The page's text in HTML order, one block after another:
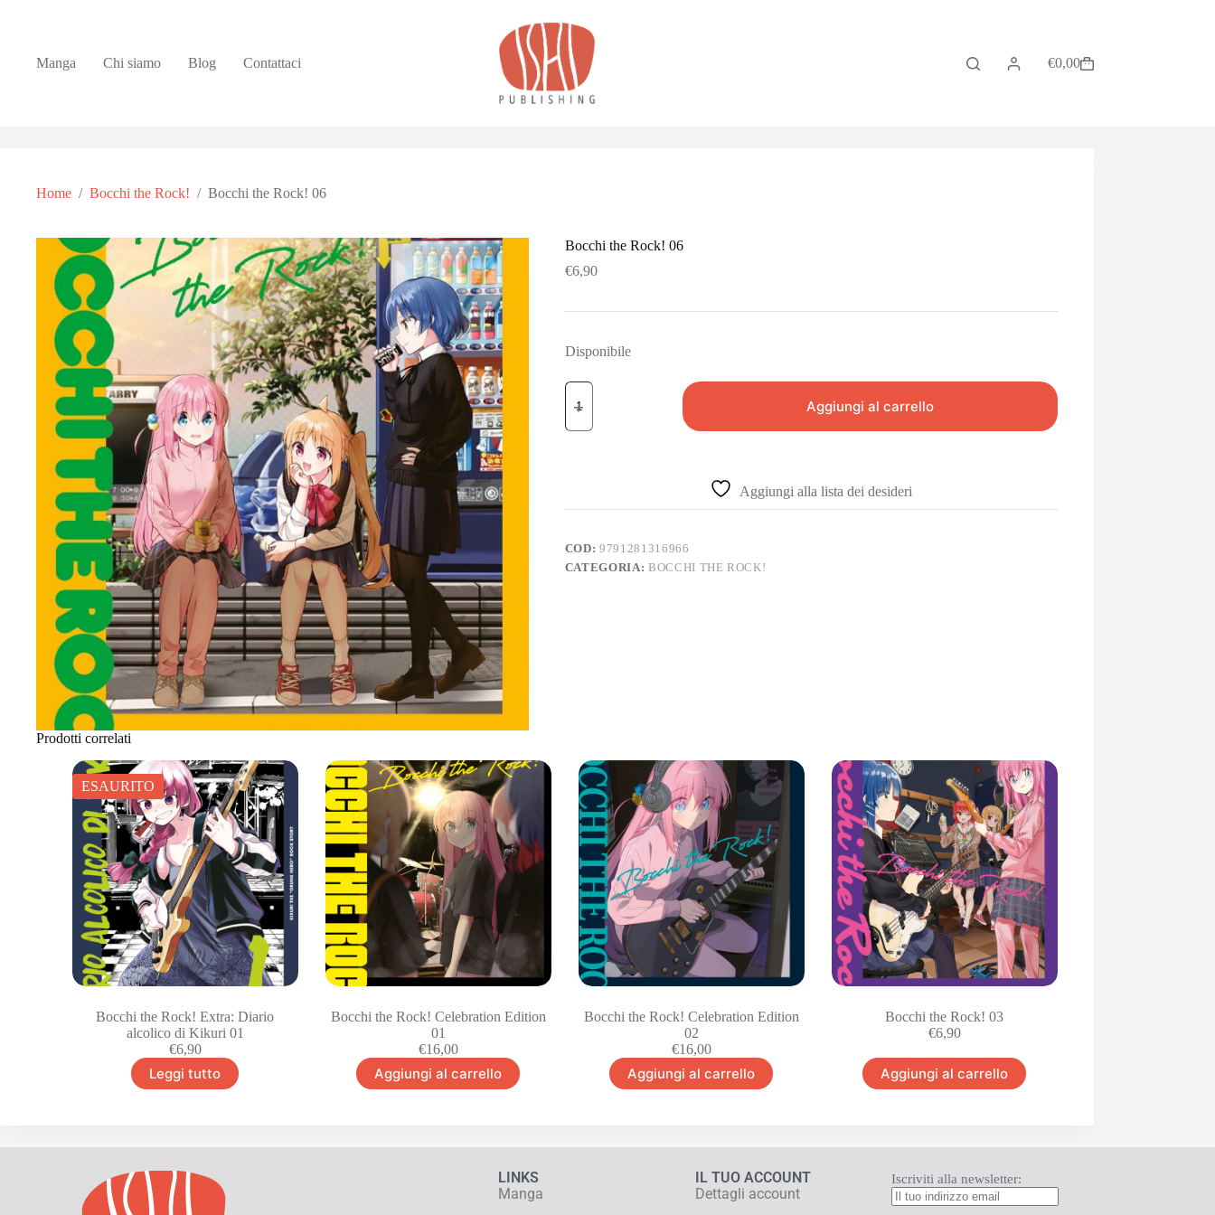
Manga Chi siamo Blog Contattaci €0,00
Home / Bocchi the Rock! / Bocchi the Rock! 06
Bocchi the Rock! 06
€6,90
Disponibile
Aggiungi al carrello
Aggiungi alla lista dei desideri
COD:9791281316966
CATEGORIA: BOCCHI THE ROCK!
Prodotti correlati
ESAURITO
Bocchi the Rock! Extra: Diario
alcolico di Kikuri 01
€6,90
Leggi tutto
Bocchi the Rock! Celebration Edition
01
€16,00
Aggiungi al carrello
Bocchi the Rock! Celebration Edition
02
€16,00
Aggiungi al carrello
Bocchi the Rock! 03
€6,90
Aggiungi al carrello
LINKS
Manga
IL TUO ACCOUNT
Dettagli account
Iscriviti alla newsletter: